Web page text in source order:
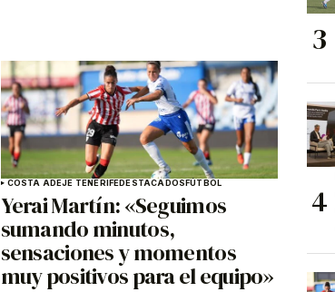
COSTA ADEJE TENERIFEDESTACADOSFÚTBOL
Yerai Martín: «Seguimos
sumando minutos,
sensaciones y momentos
muy positivos para el equipo»